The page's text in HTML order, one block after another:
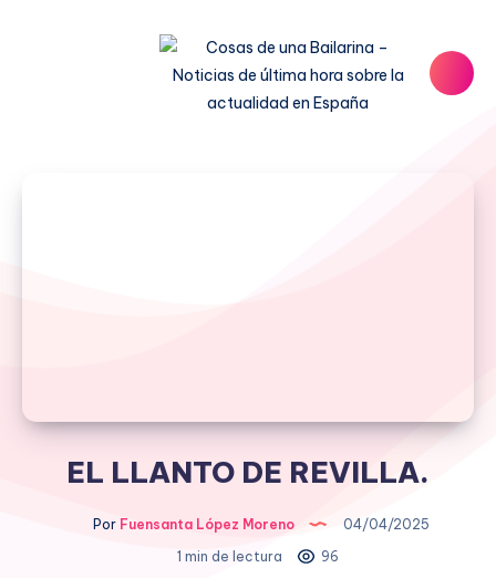
EL LLANTO DE REVILLA.
PorFuensanta López Moreno
04/04/2025
1 min de lectura
96